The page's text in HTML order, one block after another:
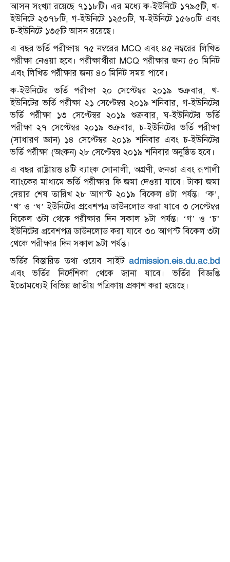
আসন সংখ্যা রয়েছে ৭১১৮টি। এর মধ্যে ক-ইউনিটে ১৭৯৫টি, খ-
ইউনিটে ২৩৭৮টি, গ-ইউনিটে ১২৫০টি, ঘ-ইউনিটে ১৫৬০টি এবং
চ-ইউনিটে ১৩৫টি আসন রয়েছে।
এ বছর ভর্তি পরীক্ষায় ৭৫ নম্বরের MCQ এবং ৪৫ নম্বরের লিখিত
পরীক্ষা নেওয়া হবে। পরীক্ষার্থীরা MCQ পরীক্ষার জন্য ৫০ মিনিট
এবং লিখিত পরীক্ষার জন্য ৪০ মিনিট সময় পাবে।
ক-ইউনিটের ভর্তি পরীক্ষা ২০ সেপ্টেম্বর ২০১৯ শুক্রবার, খ-
ইউনিটের ভর্তি পরীক্ষা ২১ সেপ্টেম্বর ২০১৯ শনিবার, গ-ইউনিটের
ভর্তি পরীক্ষা ১৩ সেপ্টেম্বর ২০১৯ শুক্রবার, ঘ-ইউনিটের ভর্তি
পরীক্ষা ২৭ সেপ্টেম্বর ২০১৯ শুক্রবার, চ-ইউনিটের ভর্তি পরীক্ষা
(সাধারণ জ্ঞান) ১৪ সেপ্টেম্বর ২০১৯ শনিবার এবং চ-ইউনিটের
ভর্তি পরীক্ষা (অংকন) ২৮ সেপ্টেম্বর ২০১৯ শনিবার অনুষ্ঠিত হবে।
এ বছর রাষ্ট্রায়ত্ত ৪টি ব্যাংক সোনালী, অগ্রণী, জনতা এবং রূপালী
ব্যাংকের মাধ্যমে ভর্তি পরীক্ষার ফি জমা দেওয়া যাবে। টাকা জমা
দেয়ার শেষ তারিখ ২৮ আগস্ট ২০১৯ বিকেল ৪টা পর্যন্ত। ‘ক’,
‘খ’ ও ‘ঘ’ ইউনিটের প্রবেশপত্র ডাউনলোড করা যাবে ৩ সেপ্টেম্বর
বিকেল ৩টা থেকে পরীক্ষার দিন সকাল ৯টা পর্যন্ত। ‘গ’ ও ‘চ’
ইউনিটের প্রবেশপত্র ডাউনলোড করা যাবে ৩০ আগস্ট বিকেল ৩টা
থেকে পরীক্ষার দিন সকাল ৯টা পর্যন্ত।
ভর্তির বিস্তারিত তথ্য ওয়েব সাইট admission.eis.du.ac.bd
এবং ভর্তির নির্দেশিকা থেকে জানা যাবে। ভর্তির বিজ্ঞপ্তি
ইতোমধ্যেই বিভিন্ন জাতীয় পত্রিকায় প্রকাশ করা হয়েছে।